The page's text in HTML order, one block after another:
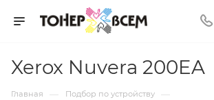
Xerox Nuvera 200EA
Главная — Подбор по устройству —